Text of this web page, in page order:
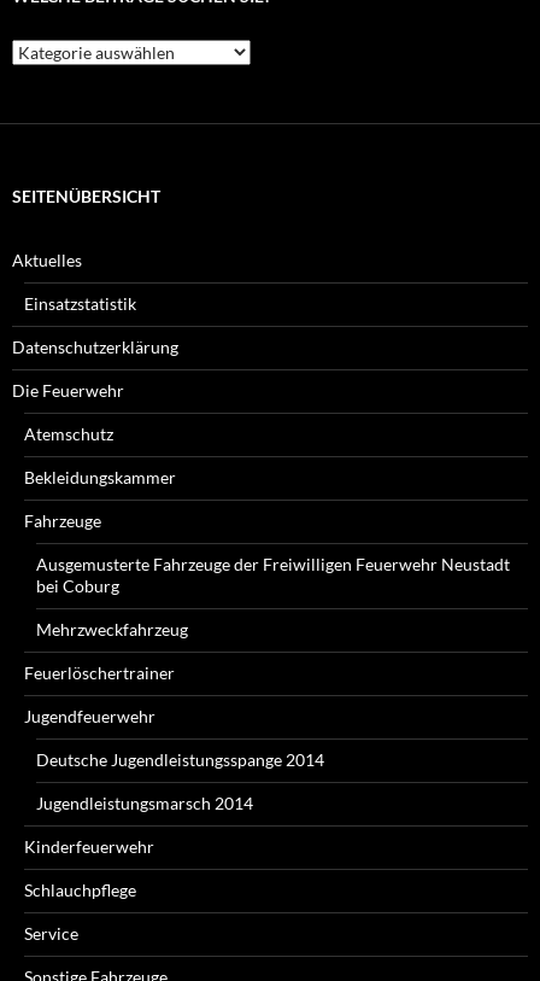
Welche
Beiträge
SEITENÜBERSICHT
Aktuelles
Einsatzstatistik
Datenschutzerklärung
Die Feuerwehr
Atemschutz
Bekleidungskammer
Fahrzeuge
Ausgemusterte Fahrzeuge der Freiwilligen Feuerwehr Neustadt
bei Coburg
Mehrzweckfahrzeug
Feuerlöschertrainer
Jugendfeuerwehr
Deutsche Jugendleistungsspange 2014
Jugendleistungsmarsch 2014
Kinderfeuerwehr
Schlauchpflege
Service